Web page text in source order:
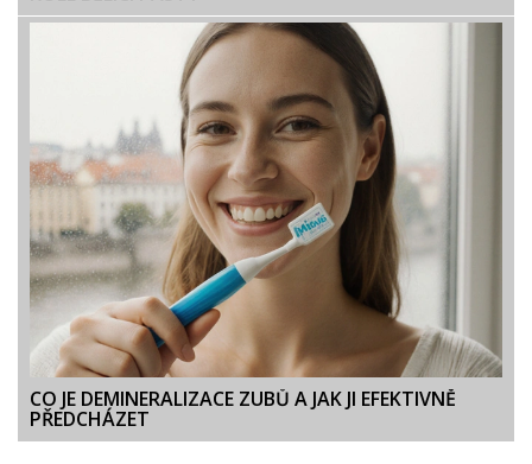
CO JE DEMINERALIZACE ZUBŮ A JAK JI EFEKTIVNĚ
PŘEDCHÁZET